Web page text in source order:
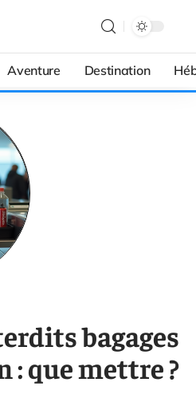
Aventure Destination
bagages
: que mettre ?